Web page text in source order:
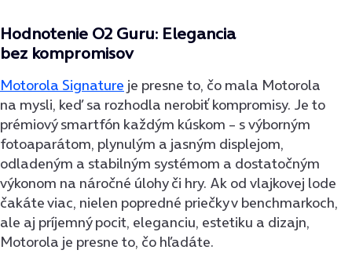
Hodnotenie O2 Guru: Elegancia
bez kompromisov
Motorola Signature je presne to, čo mala Motorola
na mysli, keď sa rozhodla nerobiť kompromisy. Je to
prémiový smartfón každým kúskom – s výborným
fotoaparátom, plynulým a jasným displejom,
odladeným a stabilným systémom a dostatočným
výkonom na náročné úlohy či hry. Ak od vlajkovej lode
čakáte viac, nielen popredné priečky v benchmarkoch,
ale aj príjemný pocit, eleganciu, estetiku a dizajn,
Motorola je presne to, čo hľadáte.